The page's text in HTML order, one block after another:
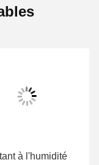
à l'humidité